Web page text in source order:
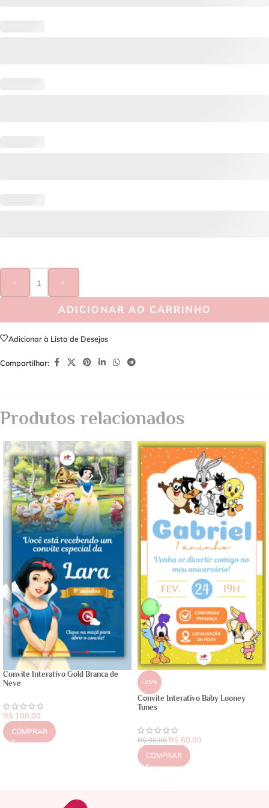
- +
ADICIONAR AO CARRINHO
Adicionar à Lista de Desejos
Compartilhar:
Produtos relacionados
Convite Interativo Gold Branca de
Neve
R$ 100,00
COMPRAR
-25%
Convite Interativo Baby Looney
Tunes
R$80,00 R$ 60,00
COMPRAR